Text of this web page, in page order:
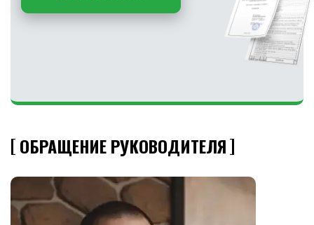
ОБРАЩЕНИЕ РУКОВОДИТЕЛЯ